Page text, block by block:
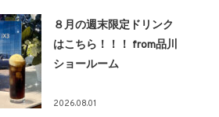
８月の週末限定ドリンク
はこちら！！！ from品川
ショールーム
2026.08.01